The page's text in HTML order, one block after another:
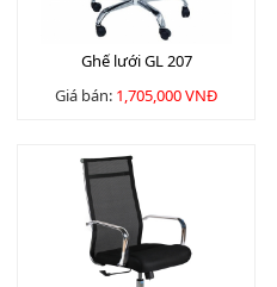
Ghế lưới GL 207
Giá bán: 1,705,000 VNĐ